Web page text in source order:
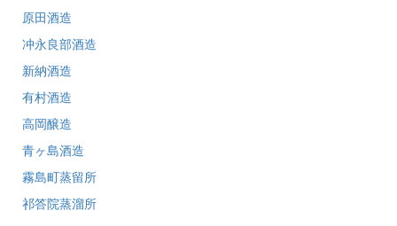
原田酒造
冲永良部酒造
新納酒造
有村酒造
高岡醸造
青ヶ島酒造
霧島町蒸留所
祁答院蒸溜所